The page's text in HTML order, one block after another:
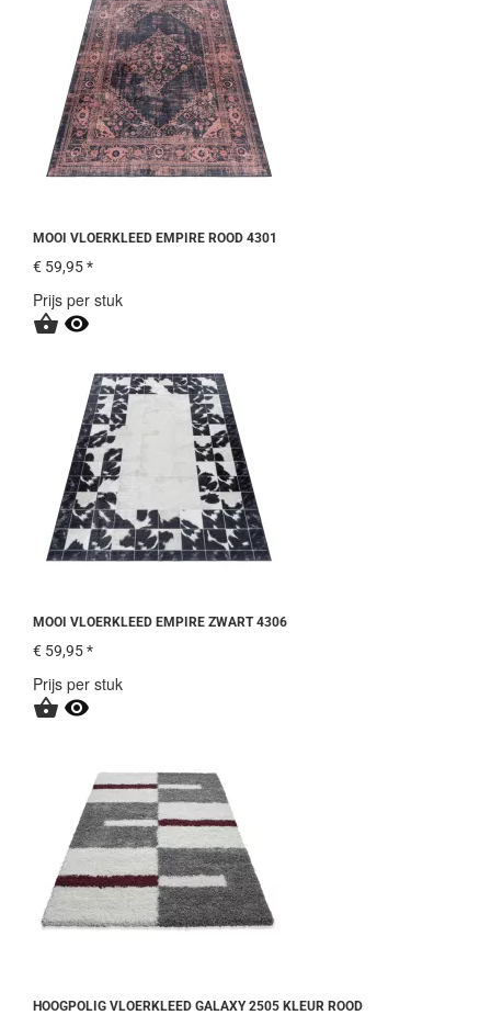
MOOI VLOERKLEED EMPIRE ROOD 4301
€ 59,95 *
Prijs per stuk
 
MOOI VLOERKLEED EMPIRE ZWART 4306
€ 59,95 *
Prijs per stuk
 
HOOGPOLIG VLOERKLEED GALAXY 2505 KLEUR ROOD